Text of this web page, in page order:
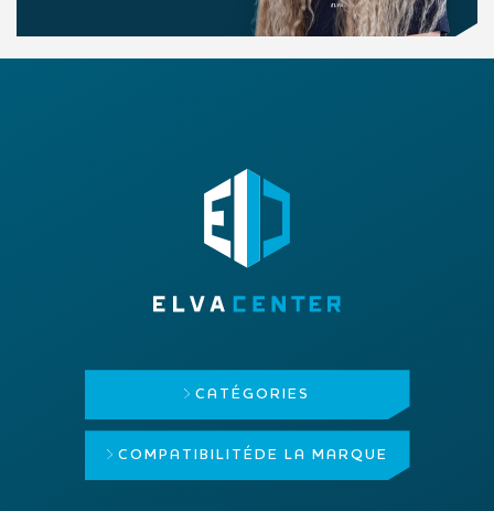
CATÉGORIES
COMPATIBILITÉ DE LA MARQUE